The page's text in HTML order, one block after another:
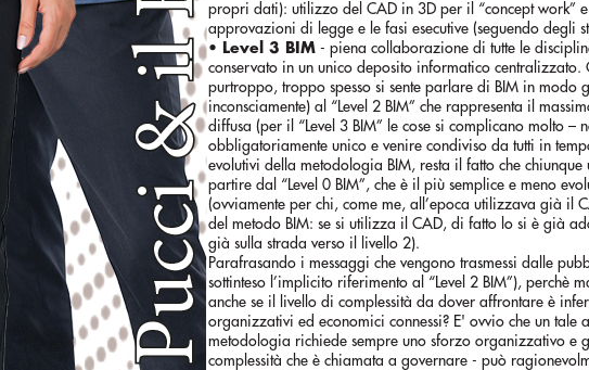
propri dati): utilizzo del CAD in 3D per il “concept work”
approvazioni di legge e le fasi esecutive (seguendo degli
• Level 3 BIM - piena collaborazione di tutte le
conservato in un unico deposito informatico
purtroppo, troppo spesso si sente parlare di BIM in modo
inconsciamente) al “Level 2 BIM” che rappresenta il
diffusa (per il “Level 3 BIM” le cose si complicano molto
obbligatoriamente unico e venire condiviso da tutti in
evolutivi della metodologia BIM, resta il fatto che
partire dal “Level 0 BIM”, che è il più semplice e meno
(ovviamente per chi, come me, all’epoca utilizzava già il
del metodo BIM: se si utilizza il CAD, di fatto lo si è già
già sulla strada verso il livello 2).
Parafrasando i messaggi che vengono trasmessi dalle
sottinteso l’implicito riferimento al “Level 2 BIM”), perchè
anche se il livello di complessità da dover affrontare è
organizzativi ed economici connessi? E' ovvio che un
metodologia richiede sempre uno sforzo organizzativo e
complessità che è chiamata a governare - può